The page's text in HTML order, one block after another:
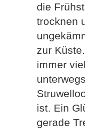
die
trocknen
zur
immer
ist. Ein
gerade